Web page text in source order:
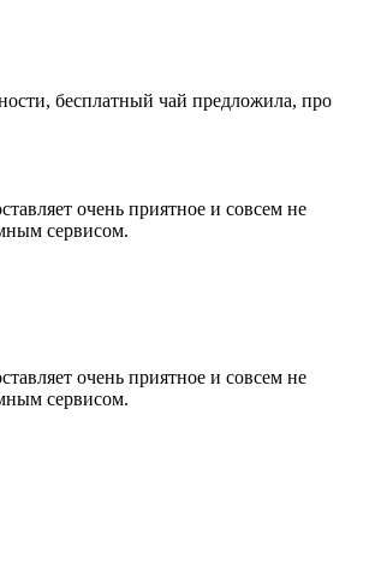
бесплатный чай предложила, про
очень приятное и совсем не
сервисом.
очень приятное и совсем не
сервисом.